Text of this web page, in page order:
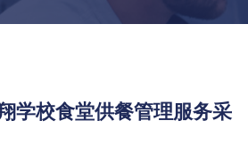
学校食堂供餐管理服务采